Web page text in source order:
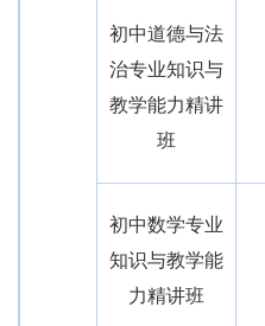
初中道德与法
治专业知识与
教学能力精讲
班
初中数学专业
知识与教学能
力精讲班